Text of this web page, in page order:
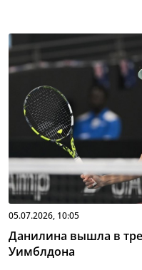
05.07.2026, 10:05
Данилина вышла в
Уимблдона